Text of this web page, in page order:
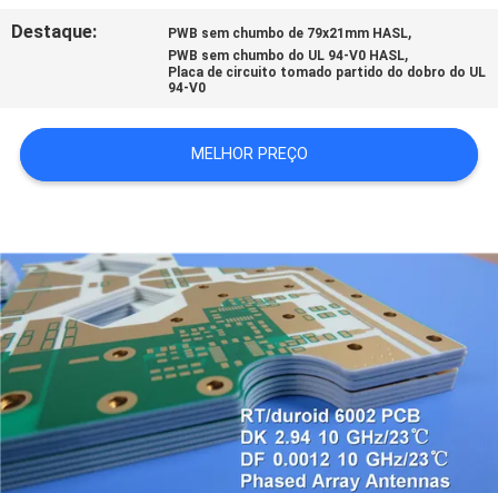
NOTÍCIAS
CASOS
MAPA
SITE
POLÍTICA
DE
PRIVACIDADE
Destaque: PWB sem chumbo de 79x21mm HASL,
PWB sem chumbo do UL 94-V0 HASL,
Placa de circuito tomado partido do dobro do UL
94-V0
MELHOR PREÇO